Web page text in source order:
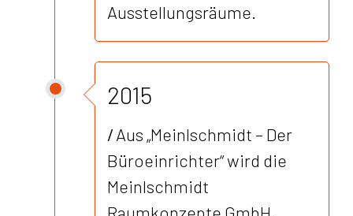
Ausstellungsräume.
2015
/Aus „Meinlschmidt – Der
Büroeinrichter“ wird die
Meinlschmidt